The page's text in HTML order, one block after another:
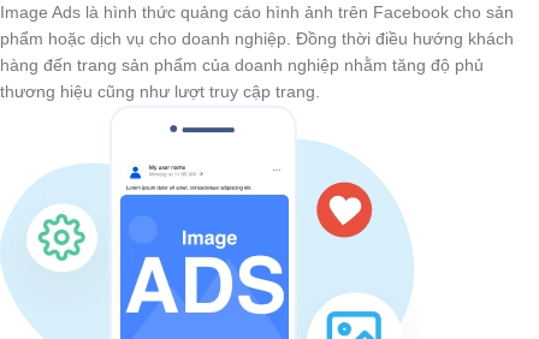
Image Ads là hình thức quảng cáo hình ảnh trên Facebook cho sản
phẩm hoặc dịch vụ cho doanh nghiệp. Đồng thời điều hướng khách
hàng đến trang sản phẩm của doanh nghiệp nhằm tăng độ phủ
thương hiệu cũng như lượt truy cập trang.